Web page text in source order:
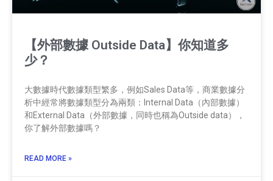
【外部數據 Outside Data】你知道多
少？
大數據時代數據類型繁多，例如Sales Data等，商業數據分
析中經常將數據類型分為兩類：Internal Data（內部數據）
和External Data（外部數據，同時也稱為Outside data），
你了解外部數據嗎？
READ MORE »